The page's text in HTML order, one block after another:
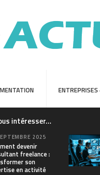
intéresser...
2025
devenir
freelance :
son
en activité